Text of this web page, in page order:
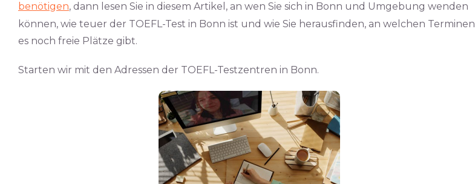
benötigen, dann lesen Sie in diesem Artikel, an wen Sie sich in Bonn und Umgebung wenden
können, wie teuer der TOEFL-Test in Bonn ist und wie Sie herausfinden, an welchen Terminen
es noch freie Plätze gibt.
Starten wir mit den Adressen der TOEFL-Testzentren in Bonn.